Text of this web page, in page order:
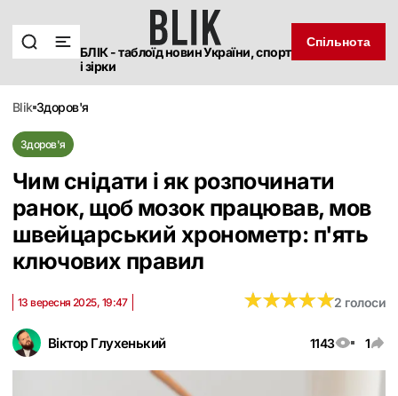
БЛІК - таблоїд новин України, спорт
і зірки
Спільнота
blik здоров'я
Здоров'я
Чим снідати і як розпочинати
ранок, щоб мозок працював, мов
швейцарський хронометр: п'ять
ключових правил
Віктор Глухенький 1143 1
13 вересня 2025, 19:47 ★★★★★
★★★★★2 голоси